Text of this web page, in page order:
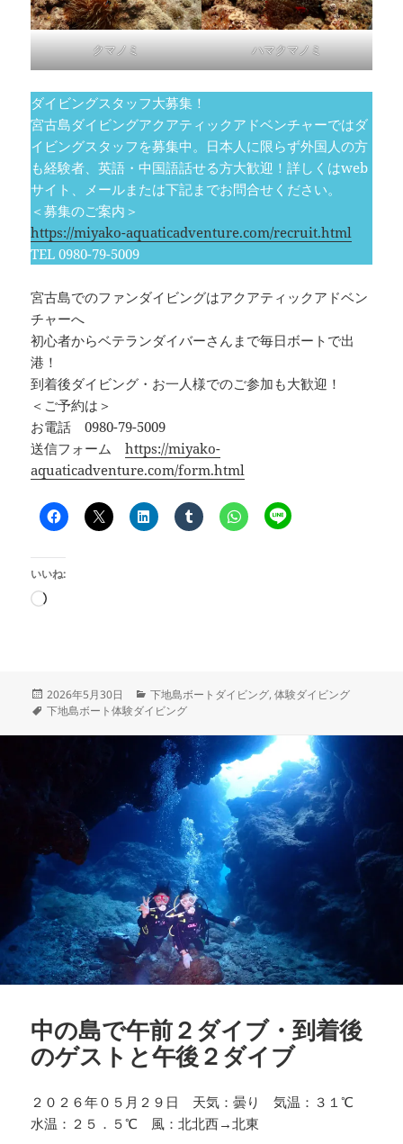
クマノミ ハマクマノミ
ダイビングスタッフ大募集！
宮古島ダイビングアクアティックアドベンチャーではダ
イビングスタッフを募集中。日本人に限らず外国人の方
も経験者、英語・中国語話せる方大歓迎！詳しくはweb
サイト、メールまたは下記までお問合せください。
＜募集のご案内＞
https://miyako-aquaticadventure.com/recruit.html
TEL 0980-79-5009
宮古島でのファンダイビングはアクアティックアドベン
チャーへ
初心者からベテランダイバーさんまで毎日ボートで出
港！
到着後ダイビング・お一人様でのご参加も大歓迎！
＜ご予約は＞
お電話 0980-79-5009
送信フォームhttps://miyako-
aquaticadventure.com/form.html
いいね:
読
中…
投
稿
2026年5月30日
カ
テ
ー
下地島ボートダイビング,体験ダイビング
タ
下地島ボート体験ダイビング
中の島で午前２ダイブ・到着後
のゲストと午後２ダイブ
２０２６年０５月２９日 天気：曇り 気温：３１℃
水温：２５．５℃ 風：北北西→北東